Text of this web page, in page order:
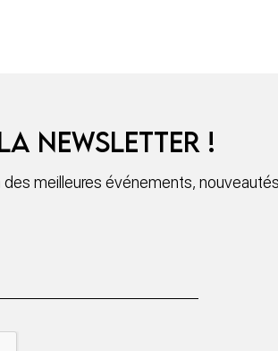
newsletter !
meilleures événements,